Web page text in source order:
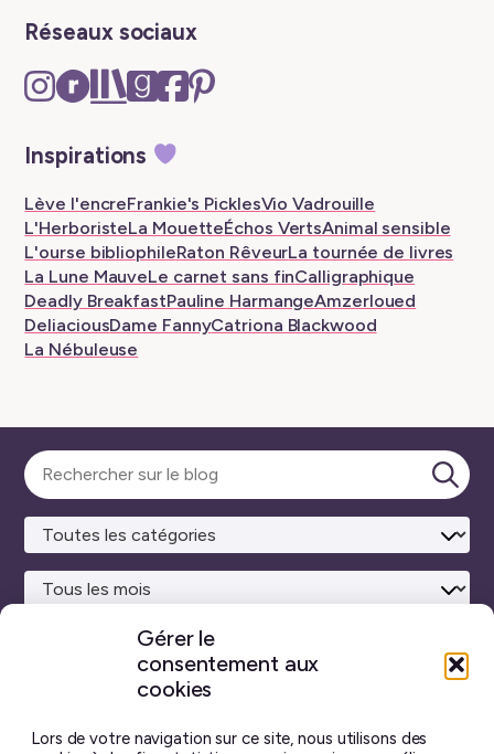
Gérer le
consentement aux
cookies
Lors de votre navigation sur ce site, nous utilisons des
Réseaux sociaux
Instagram
–
tab
Ravelry
–
tab
The
Storygraph
New
tab
Goodreads
–
tab
Facebook
–
Pinterest
Inspirations
Lève l'encreFrankie's PicklesVio Vadrouille
L'HerboristeLa MouetteÉchos VertsAnimal sensible
L'ourse bibliophileRaton RêveurLa tournée de livres
La Lune MauveLe carnet sans finCalligraphique
Deadly BreakfastPauline HarmangeAmzerloued
DeliaciousDame FannyCatriona Blackwood
La Nébuleuse
la
Sélectionner
une
réalisé avecWordPress ♥et beaucoup de café.
intelligence artificielle générative.J’ai pris toutes les